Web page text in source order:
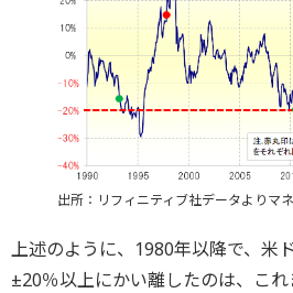
出所：リフィニティブ社データよりマ
上述のように、1980年以降で、米
±20％以上にかい離したのは、こ